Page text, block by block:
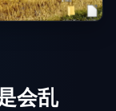
会乱